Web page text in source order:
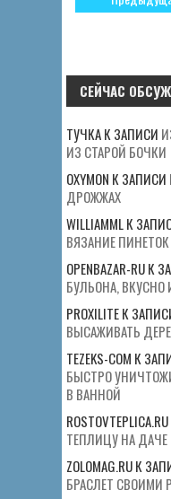
СЕЙЧАС
ТУЧКАК ЗАПИСИ
ИЗ СТАРОЙ БОЧКИ
OXYMON К ЗАПИСИ
ДРОЖЖАХ
WILLIAMMLК
ВЯЗАНИЕ
OPENBAZAR-RUК
БУЛЬОНА,
PROXILITEК
ВЫСАЖИВАТЬ
TEZEKS-COM К
БЫСТРО
В ВАННОЙ
ROSTOVTEPLICA.RU
ТЕПЛИЦУ НА
ZOLOMAG.RUК
БРАСЛЕТ СВОИМИ